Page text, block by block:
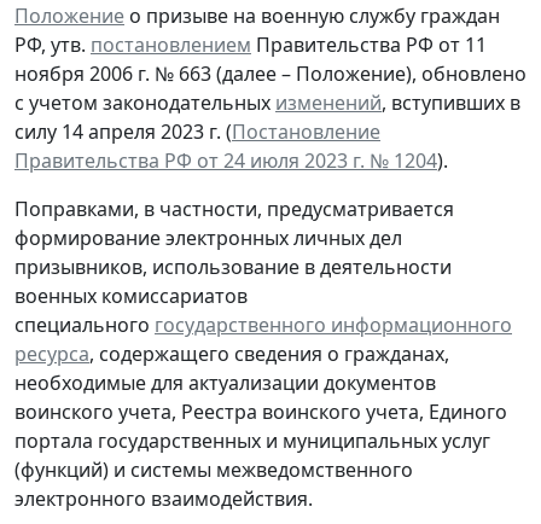
Положение о призыве на военную службу граждан
РФ, утв. постановлением Правительства РФ от 11
ноября 2006 г. № 663 (далее – Положение), обновлено
с учетом законодательных изменений, вступивших в
силу 14 апреля 2023 г. (Постановление
Правительства РФ от 24 июля 2023 г. № 1204).
Поправками, в частности, предусматривается
формирование электронных личных дел
призывников, использование в деятельности
военных комиссариатов
специального государственного информационного
ресурса, содержащего сведения о гражданах,
необходимые для актуализации документов
воинского учета, Реестра воинского учета, Единого
портала государственных и муниципальных услуг
(функций) и системы межведомственного
электронного взаимодействия.